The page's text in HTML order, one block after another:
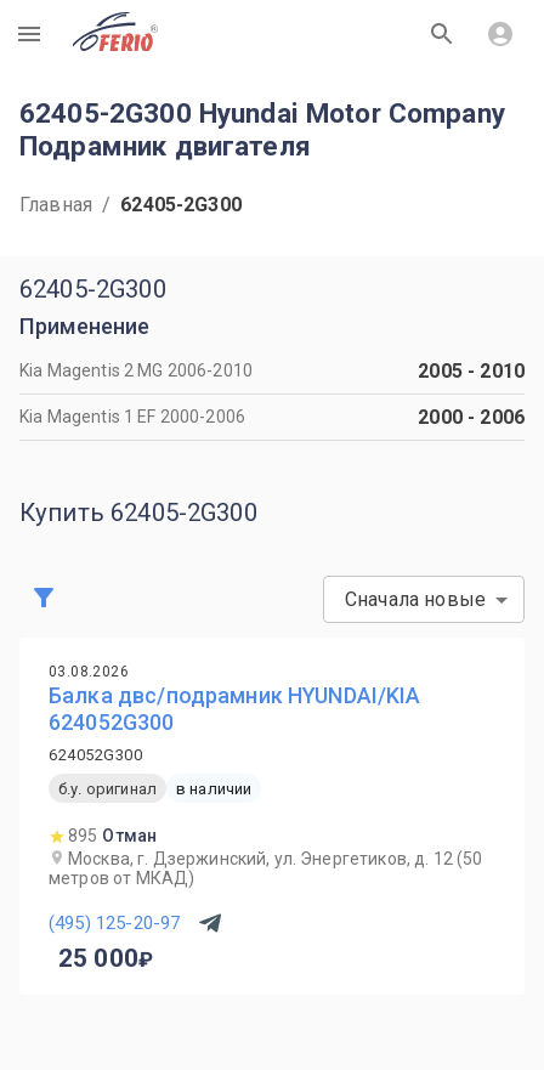
R
62405-2G300 Hyundai Motor Company
Подрамник двигателя
Главная / 62405-2G300
62405-2G300
Применение
Kia Magentis 2 MG 2006-2010 2005- 2010
Kia Magentis 1 EF 2000-2006 2000- 2006
Купить 62405-2G300
Сначала новые
03.08.2026
Балка двс/подрамник HYUNDAI/KIA
624052G300
624052G300
б.у. оригинал
в наличии
895 Отман
Москва, г. Дзержинский, ул. Энергетиков, д. 12 (50
метров от МКАД)
(495) 125-20-97
25 000